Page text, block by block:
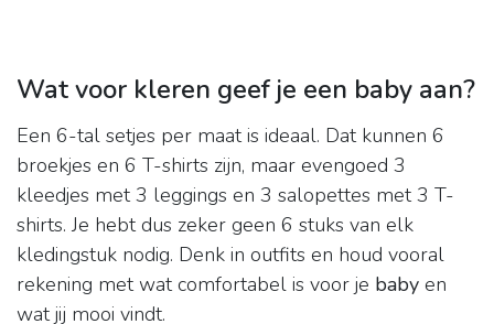
Wat voor kleren geef je een baby aan?
Een 6-tal setjes per maat is ideaal. Dat kunnen 6
broekjes en 6 T-shirts zijn, maar evengoed 3
kleedjes met 3 leggings en 3 salopettes met 3 T-
shirts. Je hebt dus zeker geen 6 stuks van elk
kledingstuk nodig. Denk in outfits en houd vooral
rekening met wat comfortabel is voor je baby en
wat jij mooi vindt.